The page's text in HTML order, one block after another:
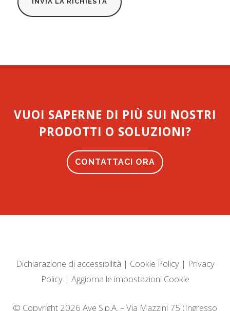
VUOI SAPERNE DI PIÙ SUI NOSTRI
PRODOTTI O SOLUZIONI?
CONTATTACI ORA
Dichiarazione di accessibilità | Cookie Policy| Privacy
Policy| Aggiorna le impostazioni Cookie
© Copyright 2026 Ave S.p.A. – Via Mazzini 75 (Ingresso